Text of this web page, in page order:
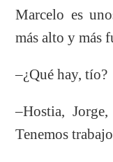
Marcelo es
más alto y más
–¿Qué hay, tío?
–Hostia,
Tenemos